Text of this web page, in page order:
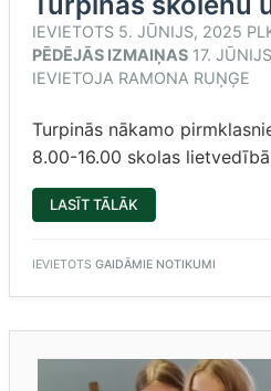
IEVIETOTS 5. JŪNIJS, 2025
PĒDĒJĀS IZMAIŅAS 17.
IEVIETOJA RAMONA RUŅĢE
Turpinās nākamo
8.00-16.00 skolas
LASĪT TĀLĀK
SKOLĒNU
IEVIETOTS GAIDĀMIE NOTIKUMI